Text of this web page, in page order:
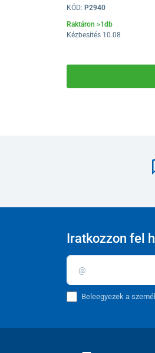
Teherbírás
KÓD: P2940
Raktáron >1db
Kézbesítés 10.08
Iratkozzon fel
Beleegyezek a